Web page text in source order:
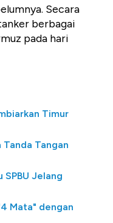
Secara
berbagai
pada hari
Timur
Tanda Tangan
SPBU Jelang
Mata" dengan